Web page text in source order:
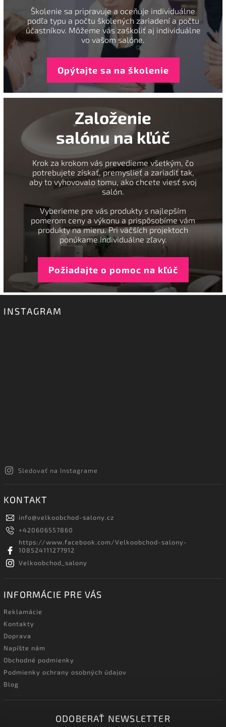
Školenie sa pripravuje a oceňuje individuálne
podľa typu a počtu školených zariadení a počtu
účastníkov. Môžeme vás zaškoliť aj individuálne
vo vašom salóne.
Opýtajte sa na školenie
Založenie
salónu na kľúč
Krok za krokom vás prevedieme všetkým, čo
potrebujete získať, premyslieť a zariadiť tak,
aby to vyhovovalo tomu, ako chcete viesť svoj
salón.
Vyberieme pre vás produkty s najlepším
pomerom ceny a výkonu a prispôsobíme vám
produkty na mieru. Pri väčších projektoch
ponúkame individuálne zľavy.
Požiadajte o pomoc na kľúč
INSTAGRAM
Sledovať na Instagrame
KONTAKT
info@velkoobchod-salony.cz
+420606557860
https://www.facebook.com/Velkoobchod-salony-
108524111277912
Velkoobchod_salony
INFORMÁCIE PRE VÁS
Reklamácie
Kontakty
Doprava
Napíšte nám
Obchodné podmienky
Podmienky ochrany osobných údajov
Blog
ODOBERAŤ NEWSLETTER